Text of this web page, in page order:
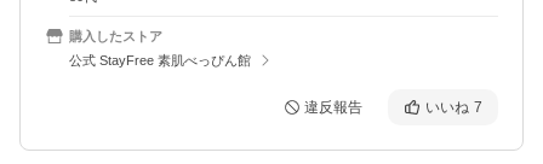
購入したストア
公式 StayFree 素肌べっぴん館
違反報告 いいね 7